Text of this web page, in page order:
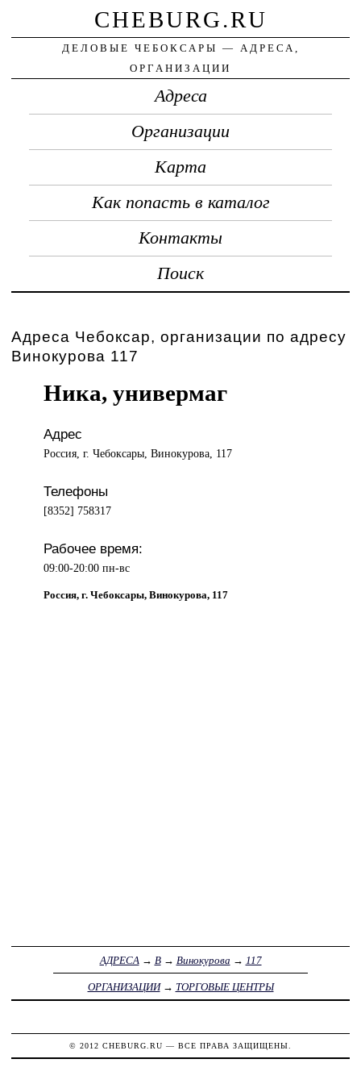
CHEBURG.RU
ДЕЛОВЫЕ ЧЕБОКСАРЫ — АДРЕСА,
ОРГАНИЗАЦИИ
Адреса
Организации
Карта
Как попасть в каталог
Контакты
Поиск
Адреса Чебоксар, организации по адресу
Винокурова 117
Ника, универмаг
Адрес
Россия, г. Чебоксары, Винокурова, 117
Телефоны
[8352] 758317
Рабочее время:
09:00-20:00 пн-вс
Россия, г. Чебоксары, Винокурова, 117
АДРЕСА → В→ Винокурова → 117
ОРГАНИЗАЦИИ→ ТОРГОВЫЕ ЦЕНТРЫ
© 2012 CHEBURG.RU — ВСЕ ПРАВА ЗАЩИЩЕНЫ.